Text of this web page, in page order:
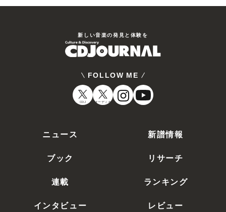
新しい⾳楽の発⾒と体験を
FOLLOW ME
CDJ オーディオ
ニュース
新譜情報
ブック
リサーチ
連載
ランキング
インタビュー
レビュー